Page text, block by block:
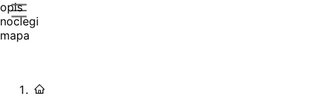
opis
noclegi
mapa